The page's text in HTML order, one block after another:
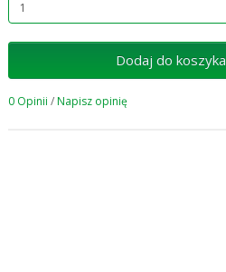
Dodaj do koszyka
0 Opinii /Napisz opinię